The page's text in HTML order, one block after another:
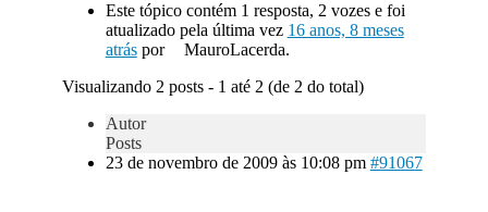
Este tópico contém 1 resposta, 2 vozes e foi
atualizado pela última vez 16 anos, 8 meses
atráspor
MauroLacerda.
Visualizando 2 posts - 1 até 2 (de 2 do total)
Autor
Posts
23 de novembro de 2009 às 10:08 pm #91067